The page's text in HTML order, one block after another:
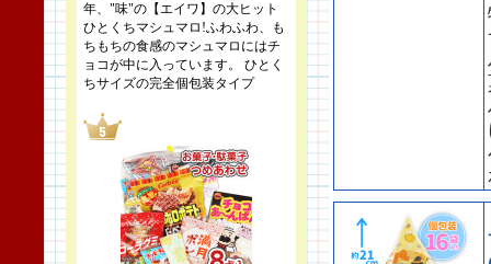
年、"味"の【エイワ】の大ヒット
ひとくちマシュマロ!ふわふわ、も
ちもちの食感のマシュマロにはチ
ョコが中に入っています。 ひとく
ちサイズの完全個包装タイプ